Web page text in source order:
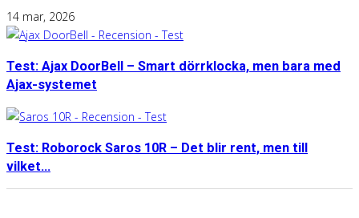
14 mar, 2026
Test: Ajax DoorBell – Smart dörrklocka, men bara med
Ajax-systemet
Test: Roborock Saros 10R – Det blir rent, men till
vilket...